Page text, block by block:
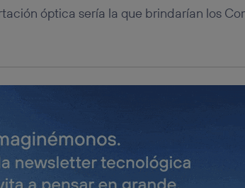
óptica sería la que brindarían los